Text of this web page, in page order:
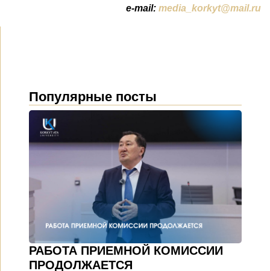
e-mail: media_korkyt@mail.ru
Популярные посты
РАБОТА ПРИЕМНОЙ КОМИССИИ
ПРОДОЛЖАЕТСЯ